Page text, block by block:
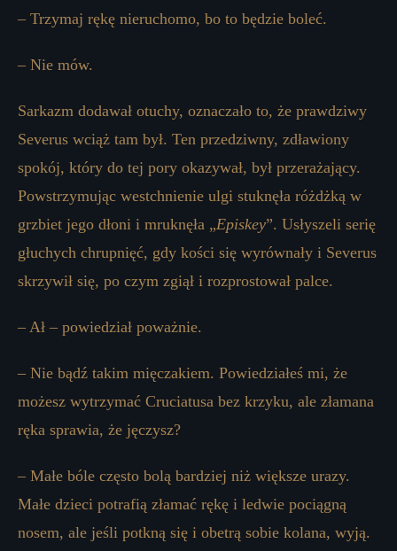
– Trzymaj rękę nieruchomo, bo to będzie boleć.
– Nie mów.
Sarkazm dodawał otuchy, oznaczało to, że prawdziwy
Severus wciąż tam był. Ten przedziwny, zdławiony
spokój, który do tej pory okazywał, był przerażający.
Powstrzymując westchnienie ulgi stuknęła różdżką w
grzbiet jego dłoni i mruknęła „Episkey”. Usłyszeli serię
głuchych chrupnięć, gdy kości się wyrównały i Severus
skrzywił się, po czym zgiął i rozprostował palce.
– Ał – powiedział poważnie.
– Nie bądź takim mięczakiem. Powiedziałeś mi, że
możesz wytrzymać Cruciatusa bez krzyku, ale złamana
ręka sprawia, że ​​jęczysz?
– Małe bóle często bolą bardziej niż większe urazy.
Małe dzieci potrafią złamać rękę i ledwie pociągną
nosem, ale jeśli potkną się i obetrą sobie kolana, wyją.